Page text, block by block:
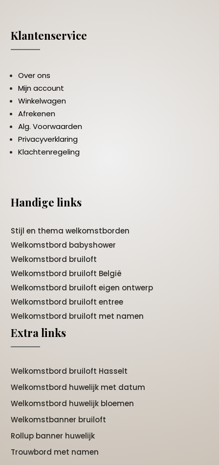
Klantenservice
Over ons
Mijn account
Winkelwagen
Afrekenen
Alg. Voorwaarden
Privacyverklaring
Klachtenregeling
Handige links
Stijl en thema welkomstborden
Welkomstbord babyshower
Welkomstbord bruiloft
Welkomstbord bruiloft België
Welkomstbord bruiloft eigen ontwerp
Welkomstbord bruiloft entree
Welkomstbord bruiloft met namen
Extra links
Welkomstbord bruiloft Hasselt
Welkomstbord huwelijk met datum
Welkomstbord huwelijk bloemen
Welkomstbanner bruiloft
Rollup banner huwelijk
Trouwbord met namen